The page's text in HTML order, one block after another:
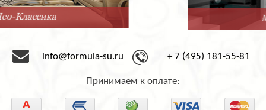
Минимализм
info@formula-su.ru + 7 (495) 181-55-81
Принимаем к оплате: